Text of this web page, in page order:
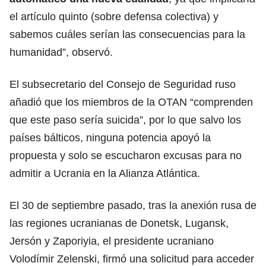
el artículo quinto (sobre defensa colectiva) y
sabemos cuáles serían las consecuencias para la
humanidad”, observó.
El subsecretario del Consejo de Seguridad ruso
añadió que los miembros de la OTAN “comprenden
que este paso sería suicida”, por lo que salvo los
países bálticos, ninguna potencia apoyó la
propuesta y solo se escucharon excusas para no
admitir a Ucrania en la Alianza Atlántica.
El 30 de septiembre pasado, tras la anexión rusa de
las regiones ucranianas de Donetsk, Lugansk,
Jersón y Zaporiyia, el presidente ucraniano
Volodímir Zelenski, firmó una solicitud para acceder